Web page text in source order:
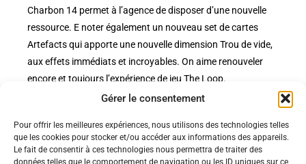
Gérer le consentement
Pour offrir les meilleures expériences, nous utilisons des technologies telles
que les cookies pour stocker et/ou accéder aux informations des appareils.
Le fait de consentir à ces technologies nous permettra de traiter des
données telles que le comportement de navigation ou les ID uniques sur ce
Charbon 14 permet à l’agence de disposer d’une nouvelle
ressource. E noter également un nouveau set de cartes
Artefacts qui apporte une nouvelle dimension Trou de vide,
aux effets immédiats et incroyables. On aime renouveler
encore et toujours l’expérience de jeu The Loop.
Nos pages
Politiques